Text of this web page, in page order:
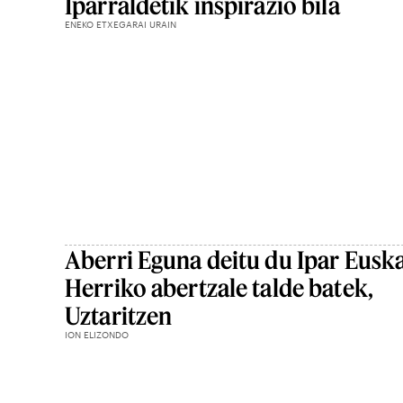
ENEKO ETXEGARAI URAIN
Aberri Eguna deitu du Ipar
Herriko abertzale talde batek,
Uztaritzen
ION ELIZONDO